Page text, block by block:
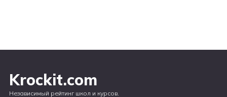
Krockit.com
Независимый рейтинг школ и курсов.